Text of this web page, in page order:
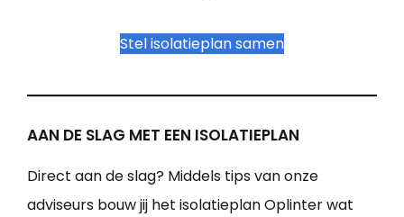
Stel isolatieplan samen
AAN DE SLAG MET EEN ISOLATIEPLAN
Direct aan de slag? Middels tips van onze
adviseurs bouw jij het isolatieplan Oplinter wat